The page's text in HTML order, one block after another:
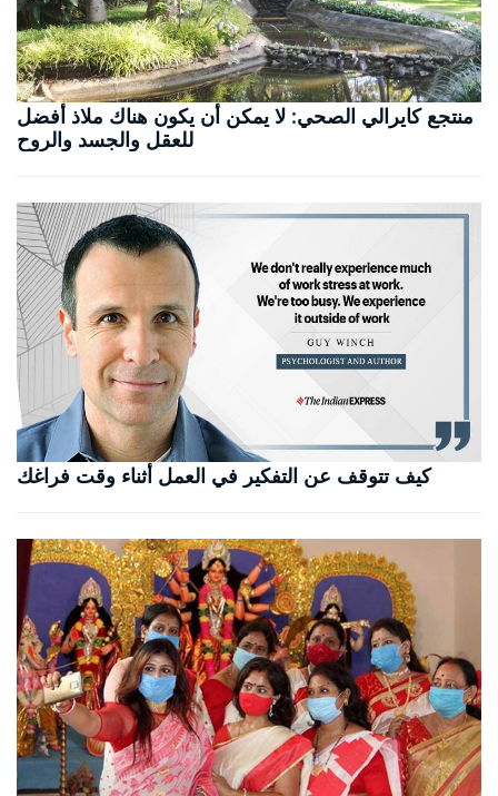
منتجع كايرالي الصحي: لا يمكن أن يكون هناك ملاذ أفضل
للعقل والجسد والروح
كيف تتوقف عن التفكير في العمل أثناء وقت فراغك